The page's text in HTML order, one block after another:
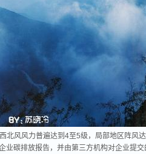
北风风力普遍达到4至5级，局部地区阵风
业碳排放报告，并由第三方机构对企业提